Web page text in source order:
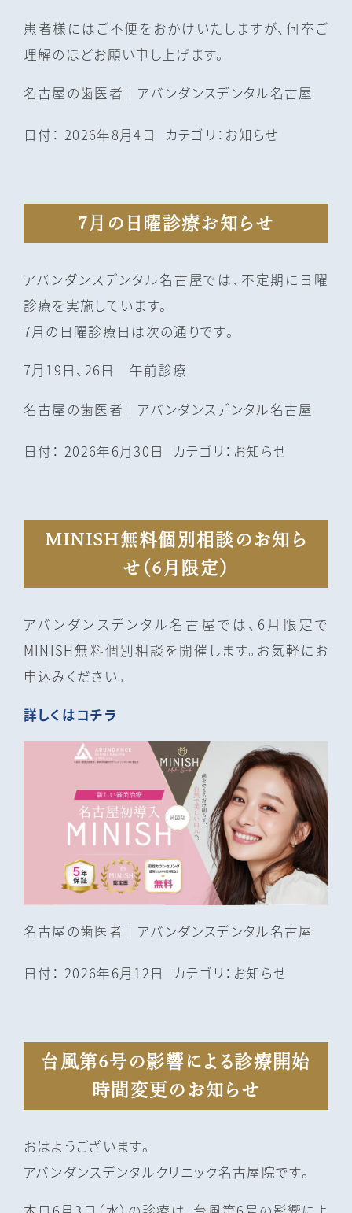
患者様にはご不便をおかけいたしますが、何卒ご
理解のほどお願い申し上げます。
名古屋の⻭医者｜アバンダンスデンタル名古屋
日付：2026年8月4日 カテゴリ： お知らせ
7月の日曜診療お知らせ
アバンダンスデンタル名古屋では、不定期に日曜
診療を実施しています。
7月の日曜診療日は次の通りです。
7月19日、26日 午前診療
名古屋の⻭医者｜アバンダンスデンタル名古屋
日付： 2026年6月30日 カテゴリ： お知らせ
MINISH無料個別相談のお知ら
せ（6月限定）
アバンダンスデンタル名古屋では、6月限定で
MINISH無料個別相談を開催します。お気軽にお
申込みください。
詳しくはコチラ
名古屋の⻭医者｜アバンダンスデンタル名古屋
日付： 2026年6月12日 カテゴリ： お知らせ
台風第6号の影響による診療開始
時間変更のお知らせ
おはようございます。
アバンダンスデンタルクリニック名古屋院です。